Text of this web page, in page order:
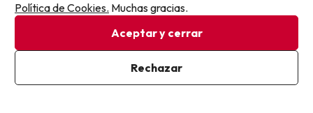
El Bahía Tropical dispone de las siguientes actividades (algunas
¿Hay piscina en Bahía Tropical?
Sí, Bahía Tropical tiene piscina (este servicio puede ser de pago)
Aquí tienes más info sobre la piscina y otras instalaciones.
¿Hay recepción 24 horas en Bahía Tropical?
Política de Cookies. Muchas gracias.
Aceptar y cerrar
Rechazar